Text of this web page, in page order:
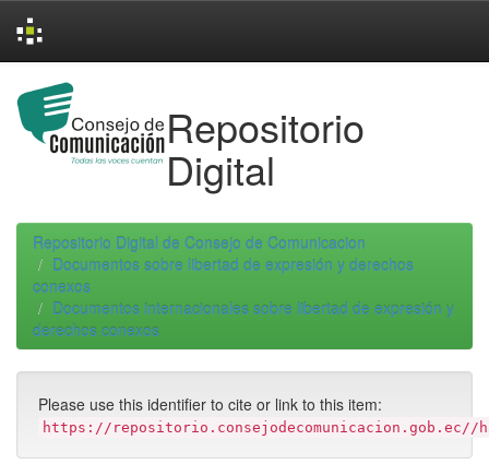
navigation
Repositorio
Digital
Repositorio Digital de Consejo de Comunicacion
Documentos sobre libertad de expresión y derechos
conexos
Documentos internacionales sobre libertad de expresión y
derechos conexos
Please use this identifier to cite or link to this item:
https://repositorio.consejodecomunicacion.gob.ec//